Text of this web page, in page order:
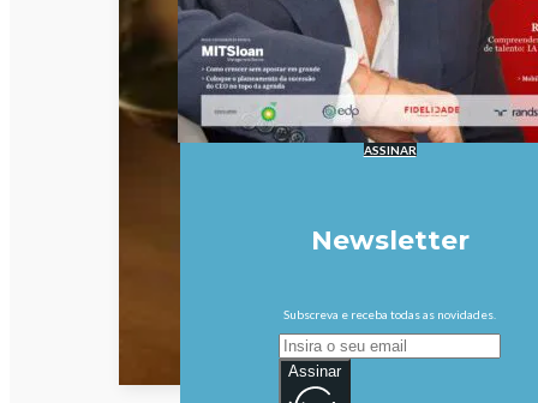
ASSINAR
Newsletter
Subscreva e receba todas as novidades.
Assinar